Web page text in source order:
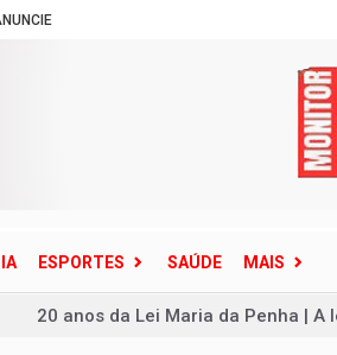
ESPORTES SAÚDE MAIS
20 anos da Lei Maria da Penha |